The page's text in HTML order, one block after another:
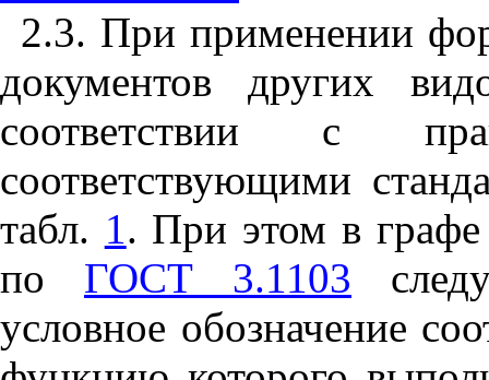
2.3. При применении
документов других
соответствии с
соответствующими
табл. 1. При этом в
по ГОСТ 3.1103
условное обозначение